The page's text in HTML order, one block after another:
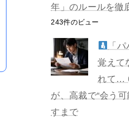
年」のルールを徹
243件のビュー
「
覚えて
れて…
が、高裁で“会う可
すまで